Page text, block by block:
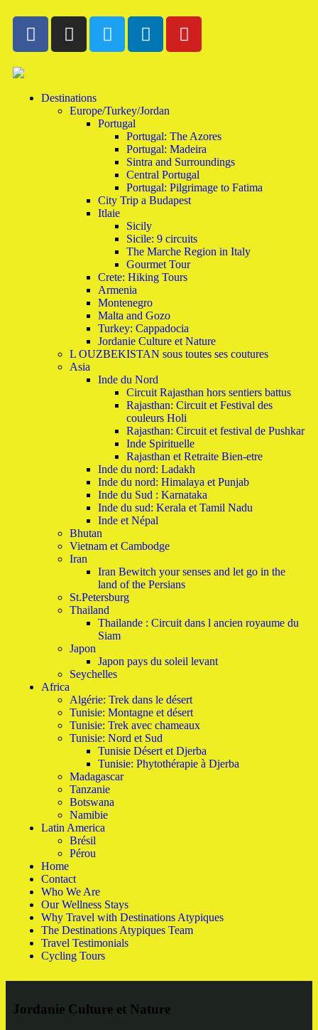
Destinations
Europe/Turkey/Jordan
Portugal
Portugal: The Azores
Portugal: Madeira
Sintra and Surroundings
Central Portugal
Portugal: Pilgrimage to Fatima
City Trip a Budapest
Itlaie
Sicily
Sicile: 9 circuits
The Marche Region in Italy
Gourmet Tour
Crete: Hiking Tours
Armenia
Montenegro
Malta and Gozo
Turkey: Cappadocia
Jordanie Culture et Nature
L OUZBEKISTAN sous toutes ses coutures
Asia
Inde du Nord
Circuit Rajasthan hors sentiers battus
Rajasthan: Circuit et Festival des
couleurs Holi
Rajasthan: Circuit et festival de Pushkar
Inde Spirituelle
Rajasthan et Retraite Bien-etre
Inde du nord: Ladakh
Inde du nord: Himalaya et Punjab
Inde du Sud : Karnataka
Inde du sud: Kerala et Tamil Nadu
Inde et Népal
Bhutan
Vietnam et Cambodge
Iran
Iran Bewitch your senses and let go in the
land of the Persians
St.Petersburg
Thailand
Thailande : Circuit dans l ancien royaume du
Siam
Japon
Japon pays du soleil levant
Seychelles
Africa
Algérie: Trek dans le désert
Tunisie: Montagne et désert
Tunisie: Trek avec chameaux
Tunisie: Nord et Sud
Tunisie Désert et Djerba
Tunisie: Phytothérapie à Djerba
Madagascar
Tanzanie
Botswana
Namibie
Latin America
Brésil
Pérou
Home
Contact
Who We Are
Our Wellness Stays
Why Travel with Destinations Atypiques
The Destinations Atypiques Team
Travel Testimonials
Cycling Tours
Jordanie Culture et Nature